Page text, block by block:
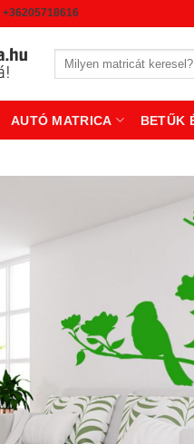
+36205718616
Keresés
AUTÓ MATRICA BETŰK